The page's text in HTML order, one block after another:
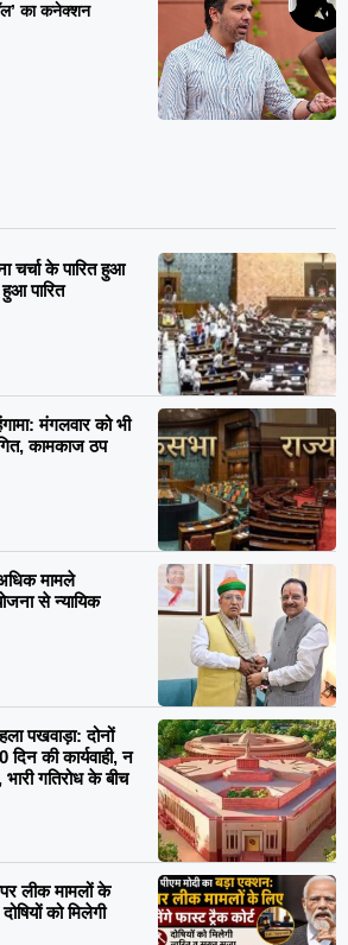
का कनेक्शन
चर्चा के पारित हुआ
पारित
मंगलवार को भी
कामकाज ठप
मामले
से न्यायिक
पखवाड़ा: दोनों
की कार्यवाही, न
गतिरोध के बीच
लीक मामलों के
को मिलेगी